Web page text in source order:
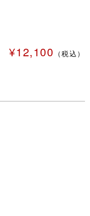
¥12,100 （税込）